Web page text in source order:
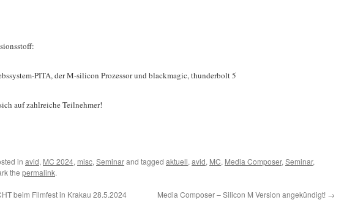
PITA, der M-silicon Prozessor und blackmagic, thunderbolt 5
auf zahlreiche Teilnehmer!
in avid, MC 2024, misc, Seminarand tagged aktuell, avid, MC, Media Composer, Seminar,
the permalink.
beim Filmfest in Krakau 28.5.2024 Media Composer – Silicon M Version angekündigt! →